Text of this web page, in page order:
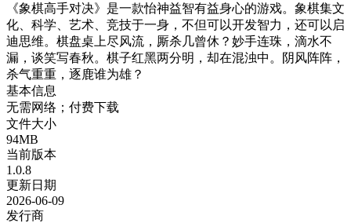
《象棋高手对决》是一款怡神益智有益身心的游戏。象棋集文
化、科学、艺术、竞技于一身，不但可以开发智力，还可以启
迪思维。棋盘桌上尽风流，厮杀几曾休？妙手连珠，滴水不
漏，谈笑写春秋。棋子红黑两分明，却在混浊中。阴风阵阵，
杀气重重，逐鹿谁为雄？
基本信息
无需网络；付费下载
文件大小
94MB
当前版本
1.0.8
更新日期
2026-06-09
发行商